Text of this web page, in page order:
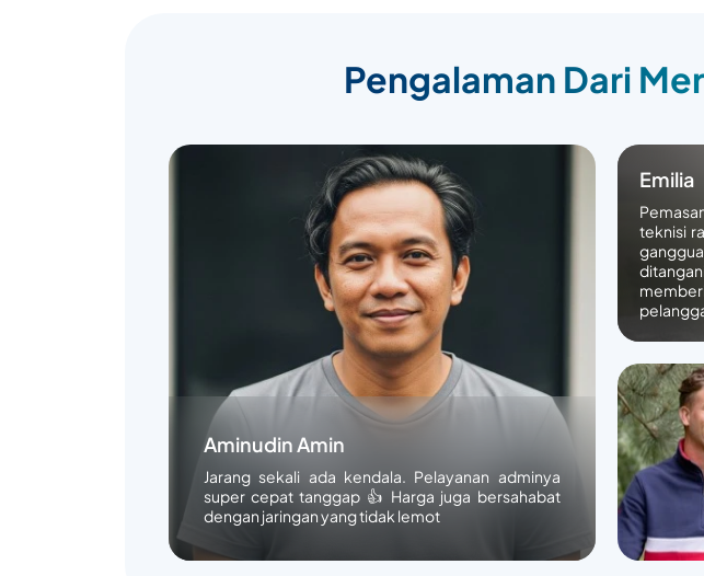
Pengalaman Dari
Aminudin Amin
Jarang sekali ada kendala. Pelayanan adminya
super cepat tanggap 👍 Harga juga bersahabat
dengan jaringan yang tidak lemot
Emilia
teknisi